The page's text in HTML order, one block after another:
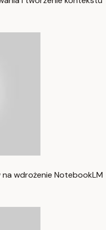
wdrożenie NotebookLM